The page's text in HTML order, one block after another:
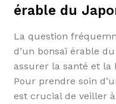
érable du
La question
d’un bonsaï érable
assurer la santé et la
Pour prendre soin
est crucial de veiller